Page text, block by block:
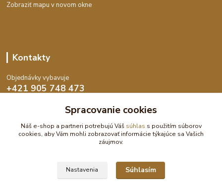
Zobraziť mapu v novom okne
Kontakty
Objednávky vybavuje
+421 905 748 473
objednavky@dekoswet.sk
Spracovanie cookies
Náš e-shop a partneri potrebujú Váš súhlas s použitím súborov
cookies, aby Vám mohli zobrazovať informácie týkajúce sa Vašich
záujmov.
Nastavenia Súhlasím